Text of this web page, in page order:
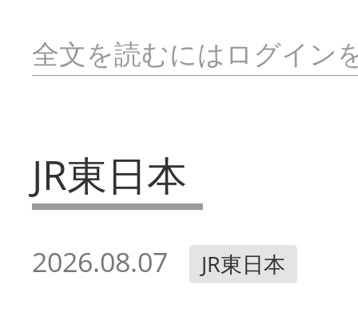
全文を読むにはログイン
JR東日本
2026.08.07 JR東日本